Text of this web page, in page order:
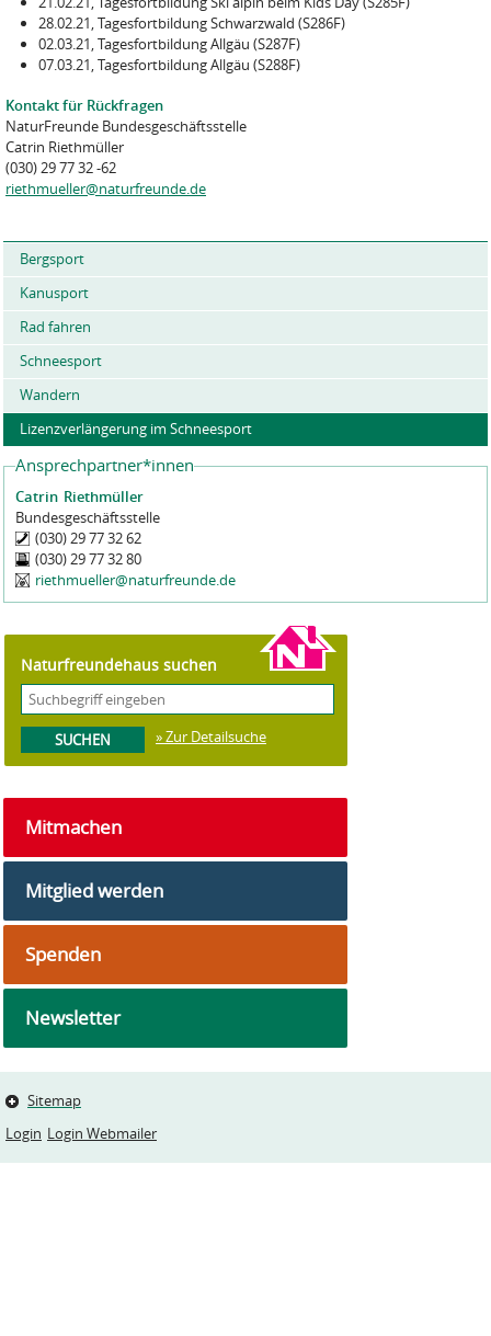
28.02.21, Tagesfortbildung Schwarzwald (S286F)
02.03.21, Tagesfortbildung Allgäu (S287F)
07.03.21, Tagesfortbildung Allgäu (S288F)
Kontakt für Rückfragen
NaturFreunde Bundesgeschäftsstelle
Catrin Riethmüller
(030) 29 77 32 -62
riethmueller@naturfreunde.de
Bergsport
Kanusport
Rad fahren
Schneesport
Wandern
Lizenzverlängerung im Schneesport
Ansprechpartner*innen
Catrin Riethmüller
Bundesgeschäftsstelle
(030) 29 77 32 62
(030) 29 77 32 80
riethmueller@naturfreunde.de
Naturfreundehaus suchen
» Zur Detailsuche
Mitmachen
Mitglied werden
Spenden
Newsletter
Sitemap
Login Login Webmailer